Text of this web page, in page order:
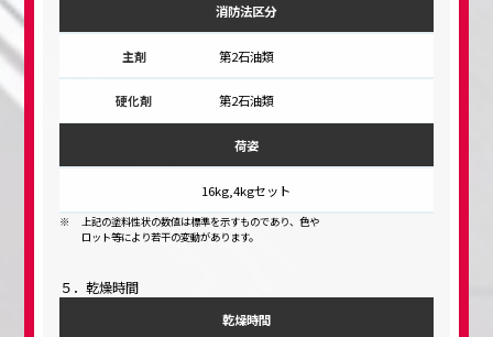
消防法区分
第2石油類
第2石油類
荷姿
16kg,4kgセット
上記の塗料性状の数値は標準を示すものであり、色や
ロット等により若干の変動があります。
５．乾燥時間
乾燥時間